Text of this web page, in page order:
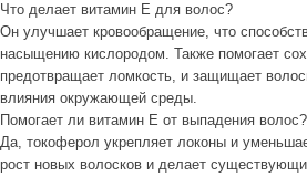
Что делает витамин Е для волос?
Он улучшает кровообращение, что
насыщению кислородом. Также помогает
предотвращает ломкость, и защищает
влияния окружающей среды.
Помогает ли витамин Е от выпадения волос?
Да, токоферол укрепляет локоны и
рост новых волосков и делает